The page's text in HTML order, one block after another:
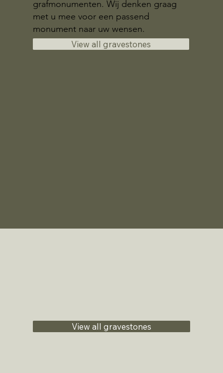
grafmonumenten. Wij denken graag
met u mee voor een passend
monument naar uw wensen.
View all gravestones
View all gravestones